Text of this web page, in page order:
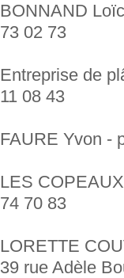
BONNAND
73 02 73
Entreprise de
11 08 43
FAURE Yvon -
LES
74 70 83
LORETTE
39 rue Adèle